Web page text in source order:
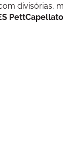
divisórias,
PettCapellato